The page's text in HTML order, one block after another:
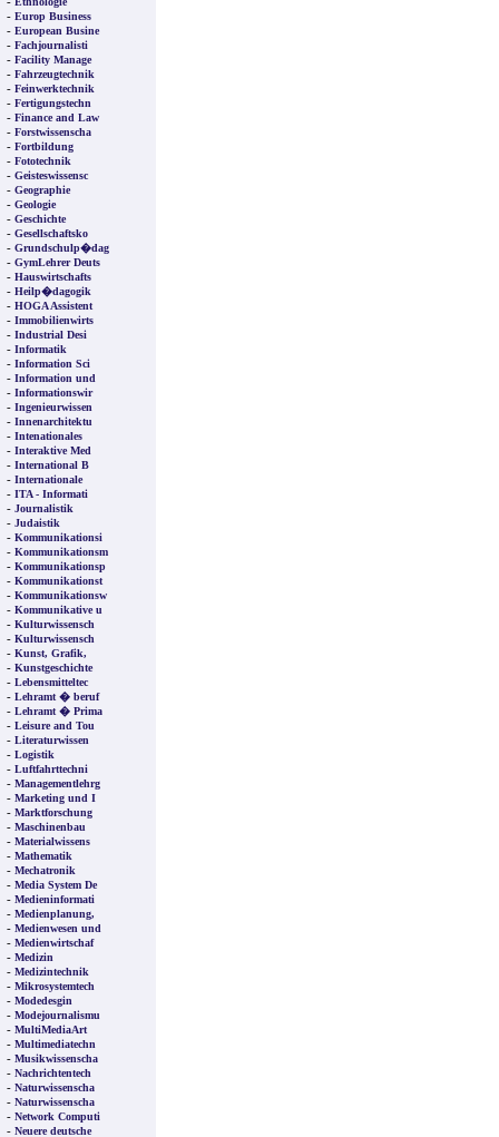
- Europ Business
- European Busine
- Fachjournalisti
- Facility Manage
- Fahrzeugtechnik
- Feinwerktechnik
- Fertigungstechn
- Finance and Law
- Forstwissenscha
- Fortbildung
- Fototechnik
- Geisteswissensc
- Geographie
- Geologie
- Geschichte
- Gesellschaftsko
- Grundschulp�dag
- GymLehrer Deuts
- Hauswirtschafts
- Heilp�dagogik
- HOGA Assistent
- Immobilienwirts
- Industrial Desi
- Informatik
- Information Sci
- Information und
- Informationswir
- Ingenieurwissen
- Innenarchitektu
- Intenationales
- Interaktive Med
- International B
- Internationale
- ITA - Informati
- Journalistik
- Judaistik
- Kommunikationsi
- Kommunikationsm
- Kommunikationsp
- Kommunikationst
- Kommunikationsw
- Kommunikative u
- Kulturwissensch
- Kulturwissensch
- Kunst, Grafik,
- Kunstgeschichte
- Lebensmitteltec
- Lehramt � beruf
- Lehramt � Prima
- Leisure and Tou
- Literaturwissen
- Logistik
- Luftfahrttechni
- Managementlehrg
- Marketing und I
- Marktforschung
- Maschinenbau
- Materialwissens
- Mathematik
- Mechatronik
- Media System De
- Medieninformati
- Medienplanung,
- Medienwesen und
- Medienwirtschaf
- Medizin
- Medizintechnik
- Mikrosystemtech
- Modedesgin
- Modejournalismu
- MultiMediaArt
- Multimediatechn
- Musikwissenscha
- Nachrichtentech
- Naturwissenscha
- Naturwissenscha
- Network Computi
- Neuere deutsche